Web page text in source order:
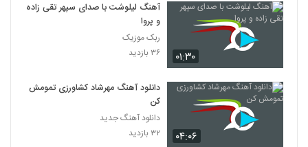
دانلود آهنگ امیر آریا در حصر
5277
Majid Soltani In Del
۲۱۷ بازدید
موزیک زیبای پیاده رو از علی حنفی
۲۸۰ بازدید
۰۱:۳۰
آهنگ لیلوشت با صدای سپهر تقی زاده
و پروا
ربک موزیک
۳۶ بازدید
۰۴:۰۶
دانلود آهنگ مهرشاد کشاورزی تمومش
کن
دانلود آهنگ جدید
۳۲ بازدید